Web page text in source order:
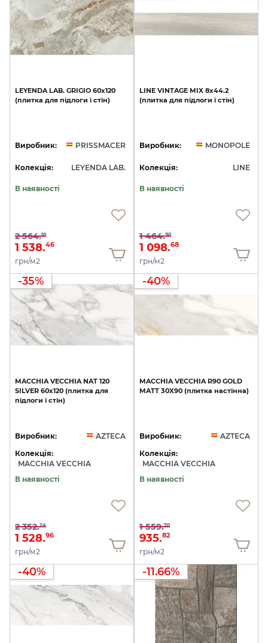
LEYENDA LAB. GRIGIO 60x120
(плитка для підлоги і стін)
Виробник: PRISSMACER
Колекція: LEYENDA LAB.
В наявності
2 564.10
1 538.46
грн/м2
LINE VINTAGE MIX 8х44.2
(плитка для підлоги і стін)
Виробник: MONOPOLE
Колекція: LINE
В наявності
1 464.90
1 098.68
грн/м2
-35%
MACCHIA VECCHIA NAT 120
SILVER 60х120 (плитка для
підлоги і стін)
Виробник:
AZTECA
Колекція:
MACCHIA VECCHIA
В наявності
2 352.24
1 528.96
грн/м2
-40%
MACCHIA VECCHIA R90 GOLD
MATT 30X90 (плитка настінна)
Виробник:
AZTECA
Колекція:
MACCHIA VECCHIA
В наявності
1 559.70
935.82
грн/м2
-40% -11.66%